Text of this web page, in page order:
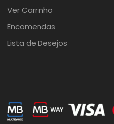
Ver Carrinho
Encomendas
Lista de Desejos